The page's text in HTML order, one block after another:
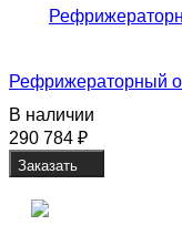
Рефрижераторный
В наличии
290 784 ₽
Заказать